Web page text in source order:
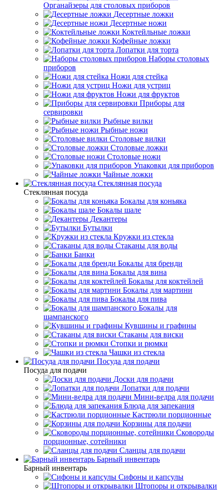
Органайзеры для столовых приборов
Десертные ложки
Десертные ножи
Коктейльные ложки
Кофейные ложки
Лопатки для торта
Наборы столовых
приборов
Ножи для стейка
Ножи для устриц
Ножи для фруктов
Приборы для
сервировки
Рыбные вилки
Рыбные ножи
Столовые вилки
Столовые ложки
Столовые ножи
Упаковки для приборов
Чайные ложки
Стеклянная посуда
Стеклянная посуда
Бокалы для коньяка
Бокалы шале
Декантеры
Бутылки
Кружки из стекла
Стаканы для воды
Банки
Бокалы для бренди
Бокалы для вина
Бокалы для коктейлей
Бокалы для мартини
Бокалы для пива
Бокалы для
шампанского
Кувшины и графины
Стаканы для виски
Стопки и рюмки
Чашки из стекла
Посуда для подачи
Посуда для подачи
Доски для подачи
Лопатки для подачи
Мини-ведра для подачи
Блюда для запекания
Кастрюли порционные
Корзины для подачи
Сковороды
порционные, сотейники
Сланцы для подачи
Барный инвентарь
Барный инвентарь
Сифоны и капсулы
Штопоры и открывалки